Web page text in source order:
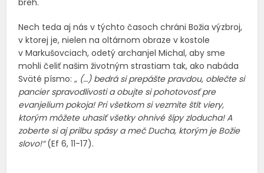
breh.
Nech teda aj nás v týchto časoch chráni Božia výzbroj,
v ktorej je, nielen na oltárnom obraze v kostole
v Markušovciach, odetý archanjel Michal, aby sme
mohli čeliť našim životným strastiam tak, ako nabáda
Sväté písmo:„ (…) bedrá si prepášte pravdou, oblečte si
pancier spravodlivosti a obujte si pohotovosť pre
evanjelium pokoja! Pri všetkom si vezmite štít viery,
ktorým môžete uhasiť všetky ohnivé šípy zloducha! A
zoberte si aj prilbu spásy a meč Ducha, ktorým je Božie
slovo!“(Ef 6, 11-17).